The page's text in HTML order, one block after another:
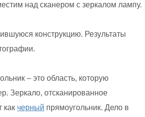
над сканером с зеркалом лампу.
конструкцию. Результаты
– это область, которую
Зеркало, отсканированное
как черный прямоугольник. Дело в